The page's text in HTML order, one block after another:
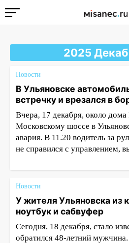
2025
Новости
В Ульяновске
встречку и врезался в
Вчера, 17 декабря, около
Московскому шоссе в
авария. В 11.20 водитель за
не справился с управлением,
Новости
У жителя Ульяновска из
ноутбук и сабвуфер
Сегодня, 18 декабря, стало
обратился 48-летний